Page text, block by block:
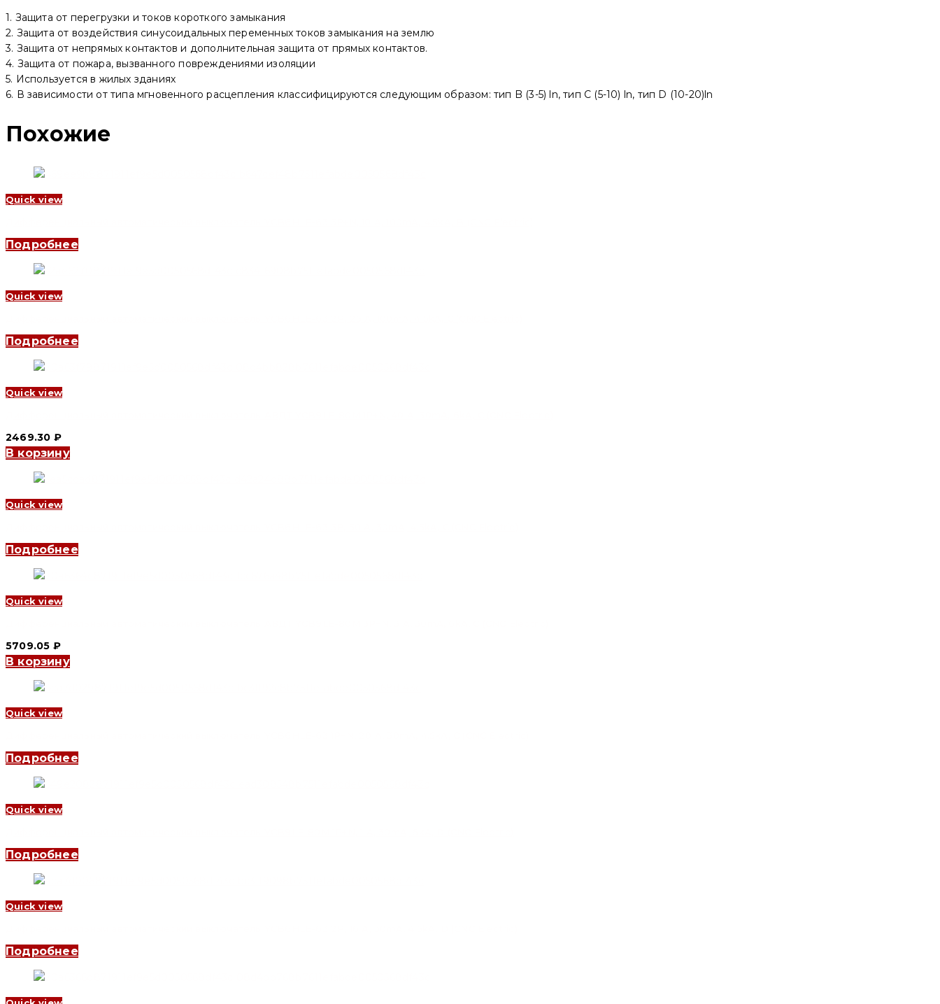
1. Защита от перегрузки и токов короткого замыкания
2. Защита от воздействия синусоидальных переменных токов замыкания на землю
3. Защита от непрямых контактов и дополнительная защита от прямых контактов.
4. Защита от пожара, вызванного повреждениями изоляции
5. Используется в жилых зданиях
6. В зависимости от типа мгновенного расцепления классифицируются следующим образом: тип B (3-5) ln, тип C (5-10) ln, тип D (10-20)ln
Похожие
Quick view
Подробнее
Quick view
Подробнее
Quick view
2469.30 ₽
В корзину
Quick view
Подробнее
Quick view
5709.05 ₽
В корзину
Quick view
Подробнее
Quick view
Подробнее
Quick view
Подробнее